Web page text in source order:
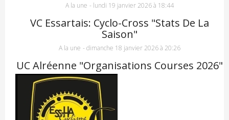
A la une - lundi 19 janvier 2026 à 18:44
VC Essartais: Cyclo-Cross "Stats De La
Saison"
A la une - dimanche 18 janvier 2026 à 20:26
UC Alréenne "Organisations Courses 2026"